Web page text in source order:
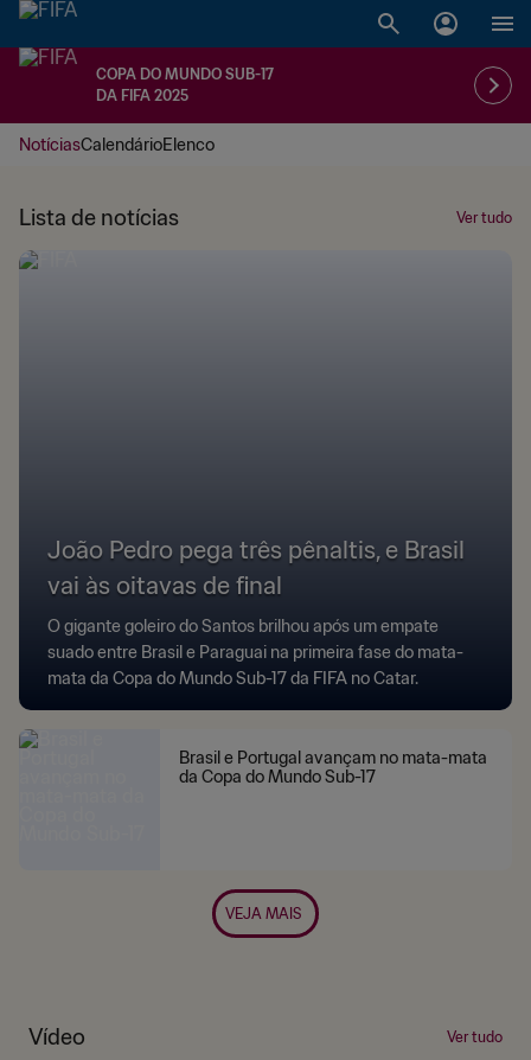
COPA DO MUNDO SUB-17
DA FIFA 2025
NotíciasCalendárioElenco
Lista de notícias Ver tudo
João Pedro pega três pênaltis, e Brasil
vai às oitavas de final
O gigante goleiro do Santos brilhou após um empate
suado entre Brasil e Paraguai na primeira fase do mata-
mata da Copa do Mundo Sub-17 da FIFA no Catar.
Brasil e Portugal avançam no mata-mata
da Copa do Mundo Sub-17
VEJA MAIS
Vídeo Ver tudo